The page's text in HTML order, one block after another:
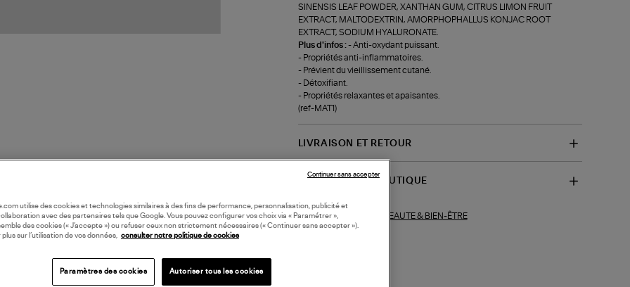
SINENSIS LEAF POWDER, XANTHAN GUM, CITRUS LIMON FRUIT
EXTRACT, MALTODEXTRIN, AMORPHOPHALLUS KONJAC ROOT
EXTRACT, SODIUM HYALURONATE.
Plus d'infos :- Anti-oxydant puissant.
- Propriétés anti-inflammatoires.
- Prévient du vieillissement cutané.
- Détoxifiant.
- Propriétés relaxantes et apaisantes.
(ref-MAT1)
LIVRAISON ET RETOUR
DISPONIBILITÉ BOUTIQUE
Collections similaires : BEAUTE & BIEN-ÊTRE
utilise des cookies et technologies similaires à des fins de performance, personnalisation, publicité et
avec des partenaires tels que Google. Vous pouvez configurer vos choix via « Paramétrer »,
des cookies (« J’accepte ») ou refuser ceux non strictement nécessaires (« Continuer sans accepter »).
plus sur l’utilisation de vos données,
consulter notre politique de cookies
Paramètres des cookies Autoriser tous les cookies
Continuer sans accepter